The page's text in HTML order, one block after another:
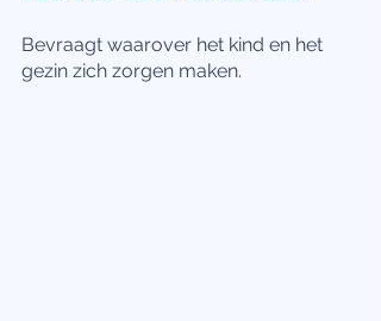
Bevraagt waarover het kind en het
gezin zich zorgen maken.